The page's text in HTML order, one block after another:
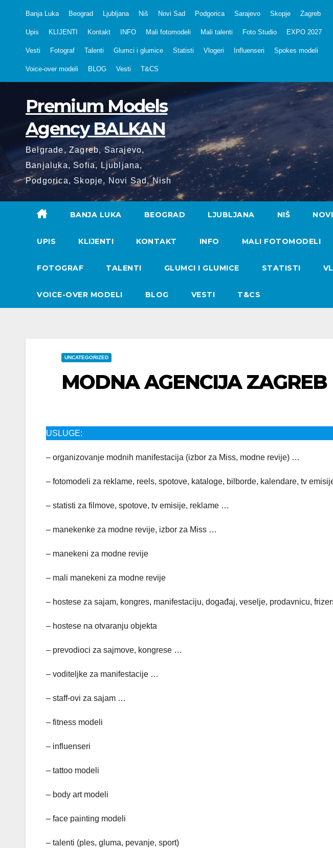
Banja Luka Beograd Ljubljana Niš Novi Sad Podgorica Sarajevo Skopje Zagreb
Upis KLIJENTI Kontakt INFO Mali fotomodeli Mali talenti Foto Studio EXPO 2027
Vesti Fotograf Talenti Glumci i glumice Statisti Vlogeri Influenseri Spokes modeli
Voice-over modeli BLOG Vesti T&CS
Premium Models
Agency BALKAN
Belgrade, Zagreb, Sarajevo,
Banjaluka, Sofia, Ljubljana,
Podgorica, Skopje, Novi Sad, Nish
BANJA LUKA BEOGRAD LJUBLJANA NIŠ
UPIS KLIJENTI KONTAKT INFO MALI FOTOMODELI
FOTOGRAF TALENTI GLUMCI I GLUMICE STATISTI
VOICE-OVER MODELI BLOG VESTI T&CS
UNCATEGORIZED
MODNA AGENCIJA ZAGREB
USLUGE:
– organizovanje modnih manifestacija (izbor za Miss, modne revije) …
– fotomodeli za reklame, reels, spotove, kataloge, bilborde, kalendare, tv
– statisti za filmove, spotove, tv emisije, reklame …
– manekenke za modne revije, izbor za Miss …
– manekeni za modne revije
– mali manekeni za modne revije
– hostese za sajam, kongres, manifestaciju, događaj, veselje, prodavnicu,
– hostese na otvaranju objekta
– prevodioci za sajmove, kongrese …
– voditeljke za manifestacije …
– staff-ovi za sajam …
– fitness modeli
– influenseri
– tattoo modeli
– body art modeli
– face painting modeli
– talenti (ples, gluma, pevanje, sport)